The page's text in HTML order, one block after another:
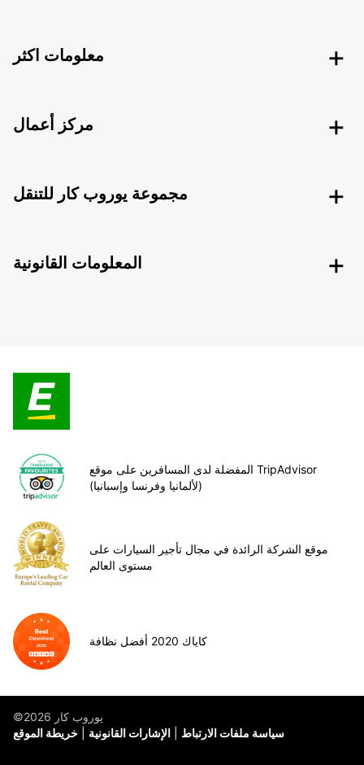
معلومات اكثر
مركز أعمال
مجموعة يوروب كار للتنقل
المعلومات القانونية
المفضلة لدى المسافرين على موقع TripAdvisor
(لألمانيا وفرنسا وإسبانيا)
موقع الشركة الرائدة في مجال تأجير السيارات على
مستوى العالم
كاياك 2020 أفضل نظافة
©يوروب كار 2026
خريطة الموقع
الإشارات القانونية سياسة ملفات الارتباط